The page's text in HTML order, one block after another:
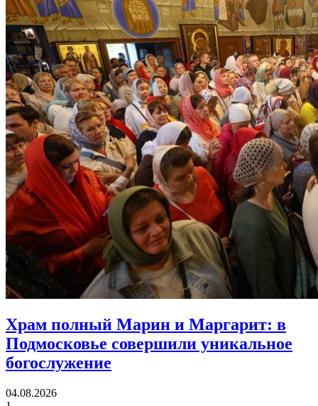
Храм полный Марин и Маргарит: в
Подмосковье совершили уникальное
богослужение
04.08.2026